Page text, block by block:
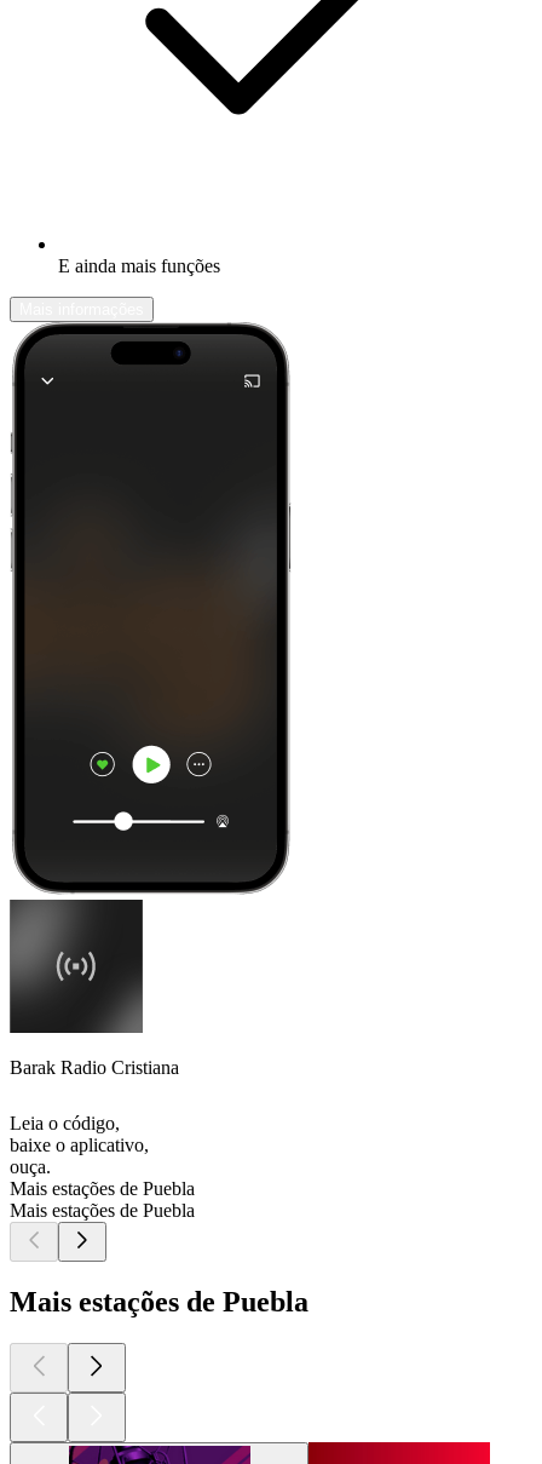
E ainda mais funções
Barak Radio Cristiana
Leia o código,
baixe o aplicativo,
ouça.
Mais estações de Puebla
Mais estações de Puebla
Mais estações de Puebla